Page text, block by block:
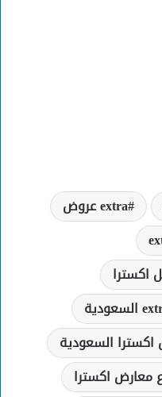
extra عروض
اكسترا
السعودية
معارض اكسترا